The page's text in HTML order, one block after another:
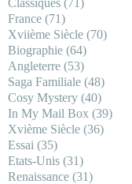
France (71)
Xviième Siècle (70)
Biographie (64)
Angleterre (53)
Saga Familiale (48)
Cosy Mystery (40)
In My Mail Box (39)
Xvième Siècle (36)
Essai (35)
Etats-Unis (31)
Renaissance (31)